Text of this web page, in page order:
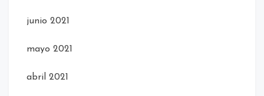
junio 2021
mayo 2021
abril 2021